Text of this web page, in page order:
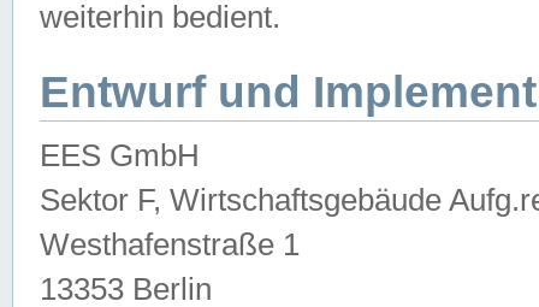
weiterhin bedient.
Entwurf und
EES GmbH
Sektor F, Wirtschaftsgebäude
Westhafenstraße 1
13353 Berlin